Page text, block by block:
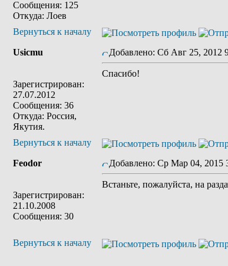
Сообщения: 125
Откуда: Лоев
Вернуться к началу
Usicmu
Зарегистрирован:
27.07.2012
Сообщения: 36
Откуда: Россия,
Якутия.
Добавлено: Сб Авг 25, 2012
Спасибо!
Вернуться к началу
Feodor
Зарегистрирован:
21.10.2008
Сообщения: 30
Добавлено: Ср Мар 04, 2015
Встаньте, пожалуйста, на
Вернуться к началу